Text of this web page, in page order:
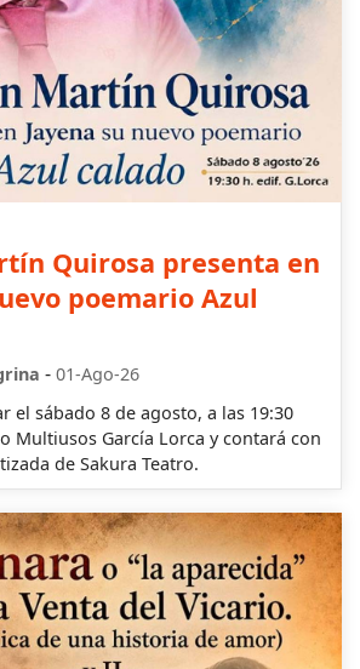
Quirosa presenta en
poemario Azul
- 01-Ago-26
el sábado 8 de agosto, a las 19:30
Multiusos García Lorca y contará con
de Sakura Teatro.